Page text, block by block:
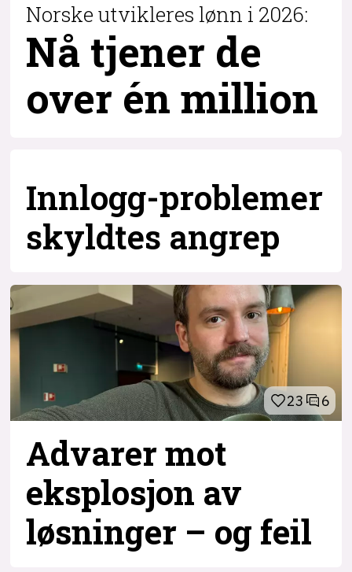
Norske utvikleres lønn i 2026:
Nå tjener de
over én million
Innlogg-problemer
skyldtes angrep
23 6
Advarer mot
eksplosjon av
løsninger – og feil